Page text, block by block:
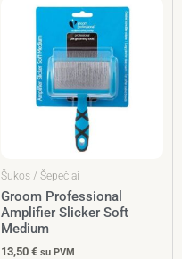
Šukos / Šepečiai
Groom Professional
Amplifier Slicker Soft
Medium
13,50 € su PVM